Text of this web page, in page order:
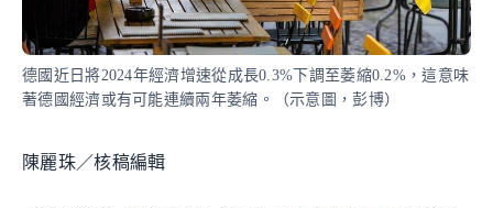
德國近日將2024年經濟增速從成長0.3%下調至萎縮0.2%，這意味
著德國經濟或有可能連續兩年萎縮。（示意圖，彭博）
陳麗珠／核稿編輯